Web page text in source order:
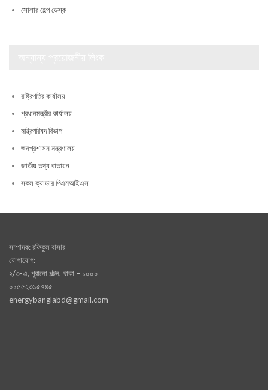
সোলার হেল্প ডেস্ক
রাষ্ট্রপতির কার্যালয়
প্রধানমন্ত্রীর কার্যালয়
মন্ত্রিপরিষদ বিভাগ
জনপ্রশাসন মন্ত্রণালয়
জাতীয় তথ্য বাতায়ন
সকল ক্যাডার পিএমআইএস
সম্পাদক: রফিকুল বাসার
যোগাযোগ:
২/৩-এ, পূরানো পল্টন, থাকা – ১০০০
০১৫৫২৩১৫৭৪৫
energybanglabd@gmail.com